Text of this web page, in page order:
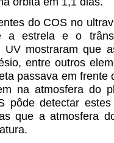
do COS no
estrela e o
UV mostraram que
entre outros
passava em frente
na atmosfera do
pôde detectar
que a atmosfera